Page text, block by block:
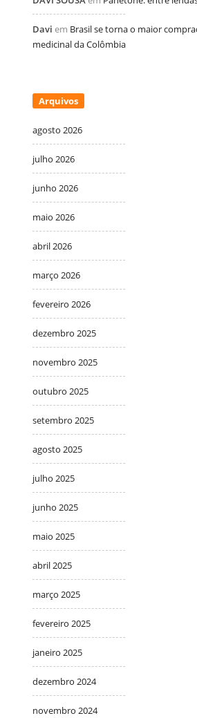
Davi em Brasil se torna o maior
medicinal da Colômbia
Arquivos
agosto 2026
julho 2026
junho 2026
maio 2026
abril 2026
março 2026
fevereiro 2026
dezembro 2025
novembro 2025
outubro 2025
setembro 2025
agosto 2025
julho 2025
junho 2025
maio 2025
abril 2025
março 2025
fevereiro 2025
janeiro 2025
dezembro 2024
novembro 2024